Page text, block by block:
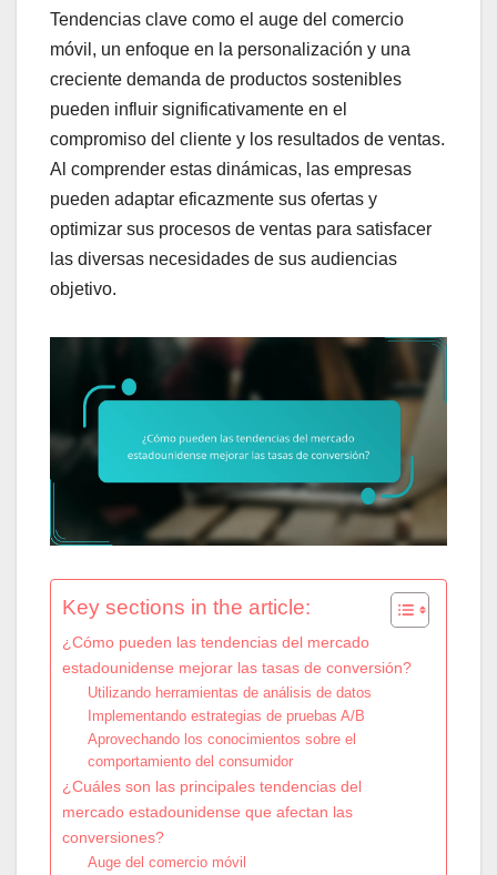
Tendencias clave como el auge del comercio
móvil, un enfoque en la personalización y una
creciente demanda de productos sostenibles
pueden influir significativamente en el
compromiso del cliente y los resultados de ventas.
Al comprender estas dinámicas, las empresas
pueden adaptar eficazmente sus ofertas y
optimizar sus procesos de ventas para satisfacer
las diversas necesidades de sus audiencias
objetivo.
Key sections in the article:
¿Cómo pueden las tendencias del mercado
estadounidense mejorar las tasas de conversión?
Utilizando herramientas de análisis de datos
Implementando estrategias de pruebas A/B
Aprovechando los conocimientos sobre el
comportamiento del consumidor
¿Cuáles son las principales tendencias del
mercado estadounidense que afectan las
conversiones?
Auge del comercio móvil